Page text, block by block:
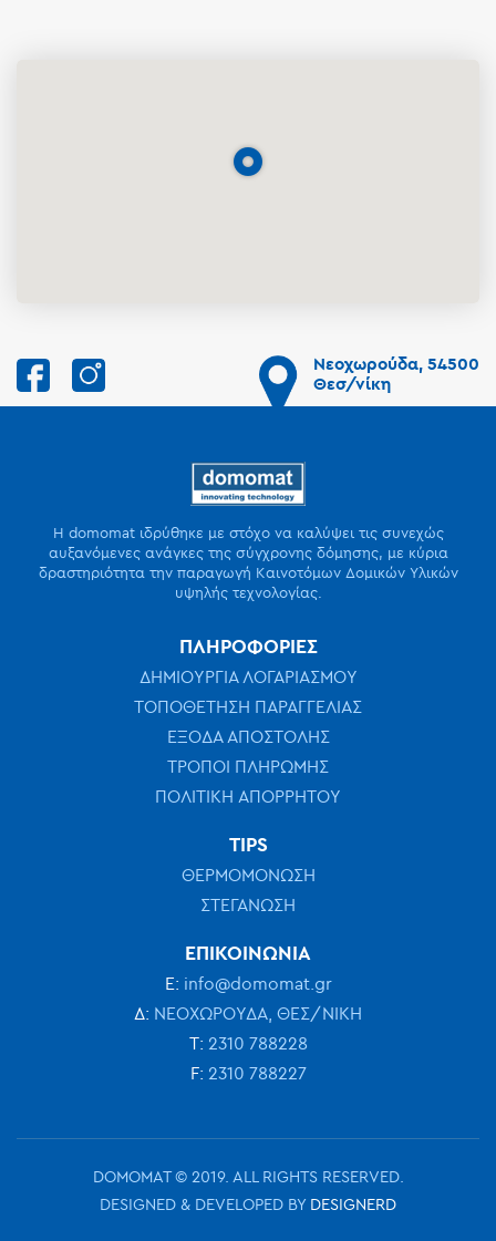
Νεοχωρούδα, 54500
Θεσ/νίκη
Η domomat ιδρύθηκε με στόχο να καλύψει τις συνεχώς
αυξανόμενες ανάγκες της σύγχρονης δόμησης, με κύρια
δραστηριότητα την παραγωγή Καινοτόμων Δομικών Υλικών
υψηλής τεχνολογίας.
ΠΛΗΡΟΦΟΡΙΕΣ
ΔΗΜΙΟΥΡΓΙΑ ΛΟΓΑΡΙΑΣΜΟΥ
ΤΟΠΟΘΕΤΗΣΗ ΠΑΡΑΓΓΕΛΙΑΣ
ΕΞΟΔΑ ΑΠΟΣΤΟΛΗΣ
ΤΡΟΠΟΙ ΠΛΗΡΩΜΗΣ
ΠΟΛΙΤΙΚΗ ΑΠΟΡΡΗΤΟΥ
TIPS
ΘΕΡΜΟΜΟΝΩΣΗ
ΣΤΕΓΑΝΩΣΗ
ΕΠΙΚΟΙΝΩΝΙΑ
Ε: info@domomat.gr
Δ: ΝΕΟΧΩΡΟΥΔΑ, ΘΕΣ/ΝΙΚΗ
Τ: 2310 788228
F: 2310 788227
DOMOMAT © 2019. ALL RIGHTS RESERVED.
DESIGNED & DEVELOPED BY DESIGNERD